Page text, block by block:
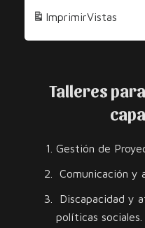
ImprimirVistas
Talleres
Gestión de
Comunicación y
Discapacidad y
políticas sociales.